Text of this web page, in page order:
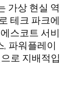
가상 현실 역
테크 파크에
스코트 서비
파워플레이
로 지배적입